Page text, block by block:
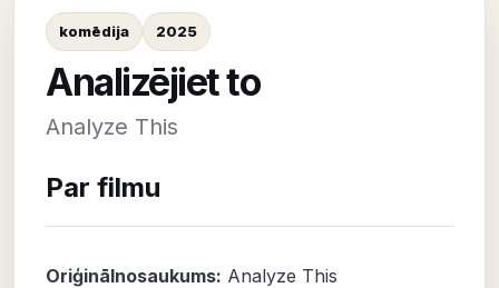
komēdija 2025
Analizējiet to
Analyze This
Par filmu
Oriģinālnosaukums: Analyze This